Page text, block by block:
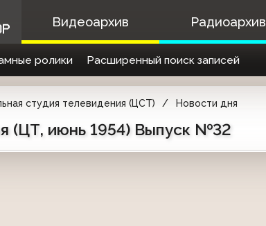
Видеоархив Радиоархив
ролики Расширенный поиск записей
студия телевидения (ЦСТ) Новости дня
(ЦТ, июнь 1954) Выпуск №32